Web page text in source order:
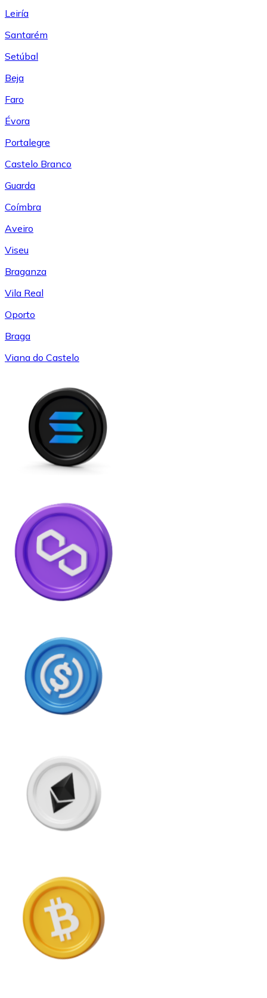
Leiría
Santarém
Setúbal
Beja
Faro
Évora
Portalegre
Castelo Branco
Guarda
Coímbra
Aveiro
Viseu
Braganza
Vila Real
Oporto
Braga
Viana do Castelo